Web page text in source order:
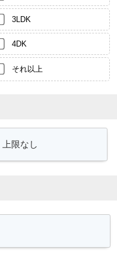
3LDK
4DK
それ以上